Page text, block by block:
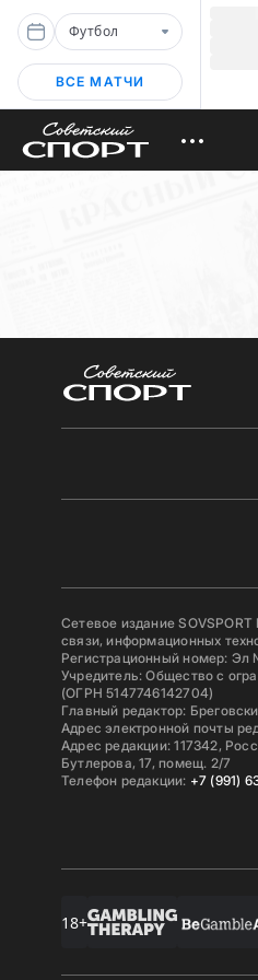
Футбол
ВСЕ МАТЧИ
Сетевое издание
связи, информационных
Регистрационный номер: Эл
Учредитель: Общество с
(ОГРН 5147746142704)
Главный редактор:
Адрес электронной почты
Адрес редакции: 117342,
Бутлерова, 17, помещ. 2/7
Телефон редакции: +7 (991)
18+